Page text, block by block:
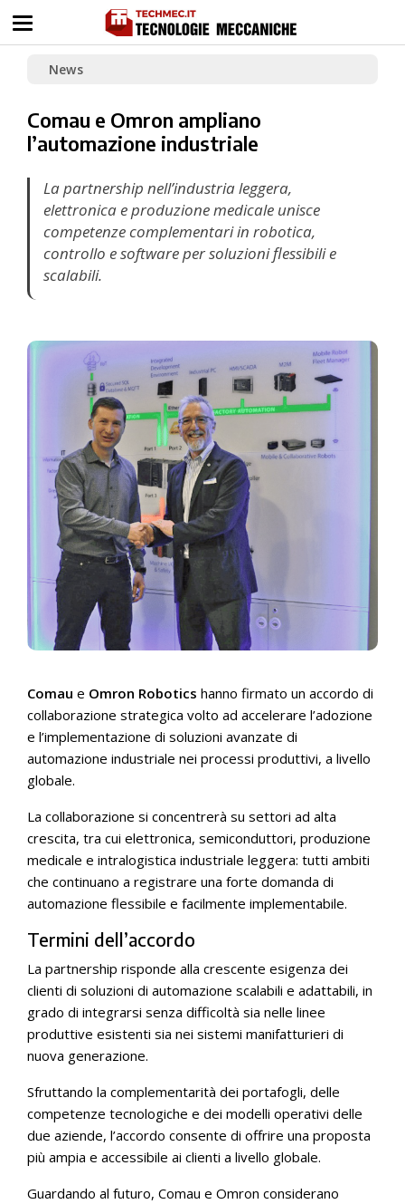
News
Comau e Omron ampliano
l’automazione industriale
La partnership nell’industria leggera,
elettronica e produzione medicale unisce
competenze complementari in robotica,
controllo e software per soluzioni flessibili e
scalabili.
Comau e Omron Robotics hanno firmato un accordo di
collaborazione strategica volto ad accelerare l’adozione
e l’implementazione di soluzioni avanzate di
automazione industriale nei processi produttivi, a livello
globale.
La collaborazione si concentrerà su settori ad alta
crescita, tra cui elettronica, semiconduttori, produzione
medicale e intralogistica industriale leggera: tutti ambiti
che continuano a registrare una forte domanda di
automazione flessibile e facilmente implementabile.
Termini dell’accordo
La partnership risponde alla crescente esigenza dei
clienti di soluzioni di automazione scalabili e adattabili, in
grado di integrarsi senza difficoltà sia nelle linee
produttive esistenti sia nei sistemi manifatturieri di
nuova generazione.
Sfruttando la complementarità dei portafogli, delle
competenze tecnologiche e dei modelli operativi delle
due aziende, l’accordo consente di offrire una proposta
più ampia e accessibile ai clienti a livello globale.
Guardando al futuro, Comau e Omron considerano